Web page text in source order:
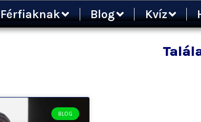
Férfiaknak Blog Kvíz
BLOG